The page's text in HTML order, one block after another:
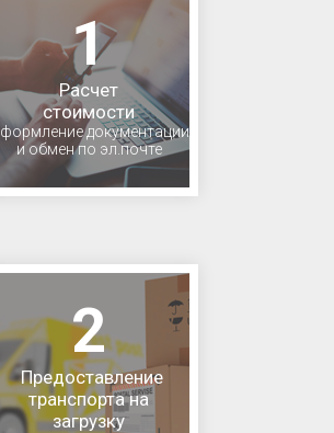
1
Расчет
стоимости
документации
и обмен по эл.почте
2
Предоставление
транспорта на
загрузку